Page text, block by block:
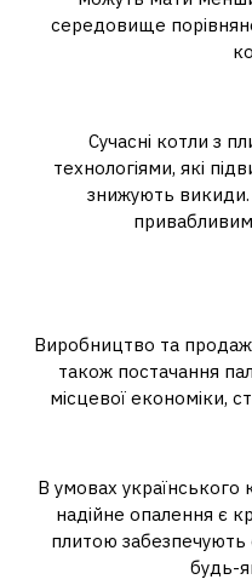
середовище
Сучасні котли з
технологіями, які
знижують
Виробництво та продаж
також постачання
місцевої економіки,
В умовах українського
надійне опалення є
плитою забезпечують
будь-